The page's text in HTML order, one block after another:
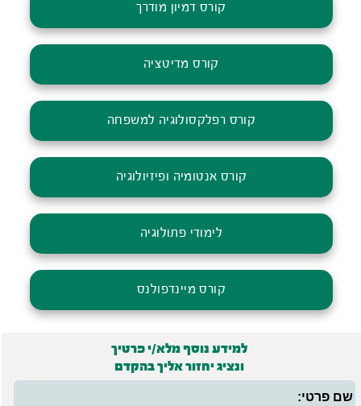
קורס דמיון מודרך
קורס מדיטציה
קורס רפלקסולוגיה למשפחה
קורס אנטומיה ופיזיולוגיה
לימודי פתולוגיה
קורס מיינדפולנס
למידע נוסף מלא/י פרטיך
ונציג יחזור אליך בהקדם